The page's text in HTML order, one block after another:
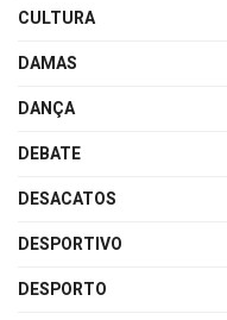
CULTURA
DAMAS
DANÇA
DEBATE
DESACATOS
DESPORTIVO
DESPORTO